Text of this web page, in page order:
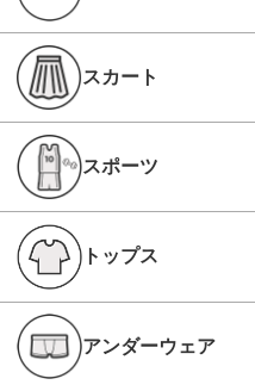
スカート
スポーツ
トップス
アンダーウェア